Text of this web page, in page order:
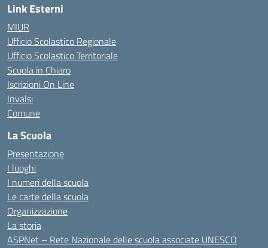
Link Esterni
MIUR
Ufficio Scolastico Regionale
Ufficio Scolastico Territoriale
Scuola in Chiaro
Iscrizioni On Line
Invalsi
Comune
La Scuola
Presentazione
I luoghi
I numeri della scuola
Le carte della scuola
Organizzazione
La storia
ASPNet – Rete Nazionale delle scuola associate UNESCO